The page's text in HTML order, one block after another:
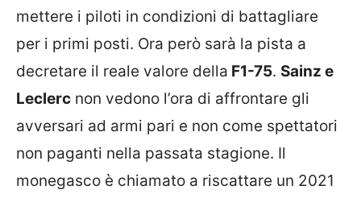
mettere i piloti in condizioni di battagliare
per i primi posti. Ora però sarà la pista a
decretare il reale valore della F1-75. Sainz e
Leclerc non vedono l’ora di affrontare gli
avversari ad armi pari e non come spettatori
non paganti nella passata stagione. Il
monegasco è chiamato a riscattare un 2021